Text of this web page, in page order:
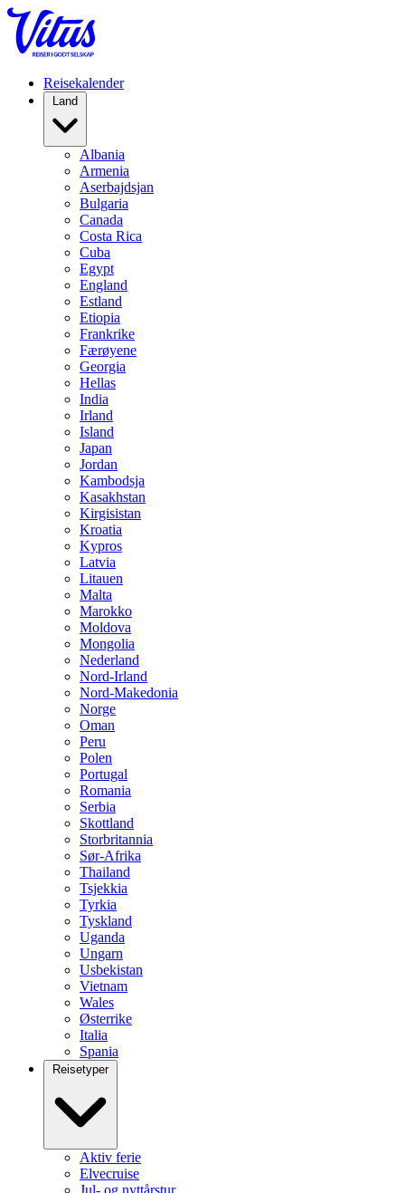
Reisekalender
Albania
Armenia
Aserbajdsjan
Bulgaria
Canada
Costa Rica
Cuba
Egypt
England
Estland
Etiopia
Frankrike
Færøyene
Georgia
Hellas
India
Irland
Island
Japan
Jordan
Kambodsja
Kasakhstan
Kirgisistan
Kroatia
Kypros
Latvia
Litauen
Malta
Marokko
Moldova
Mongolia
Nederland
Nord-Irland
Nord-Makedonia
Norge
Oman
Peru
Polen
Portugal
Romania
Serbia
Skottland
Storbritannia
Sør-Afrika
Thailand
Tsjekkia
Tyrkia
Tyskland
Uganda
Ungarn
Usbekistan
Vietnam
Wales
Østerrike
Italia
Spania
Reisetyper
Aktiv ferie
Elvecruise
Jul- og nyttårstur